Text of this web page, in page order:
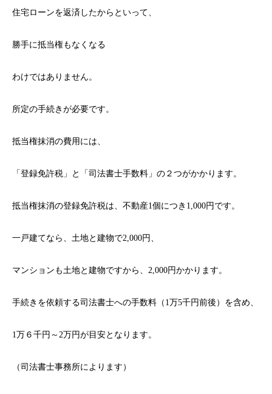
住宅ローンを返済したからといって、
勝手に抵当権もなくなる
わけではありません。
所定の手続きが必要です。
抵当権抹消の費用には、
「登録免許税」と「司法書士手数料」の２つがかかります。
抵当権抹消の登録免許税は、不動産1個につき1,000円です。
一戸建てなら、土地と建物で2,000円、
マンションも土地と建物ですから、2,000円かかります。
手続きを依頼する司法書士への手数料（1万5千円前後）を含め、
1万６千円～2万円が目安となります。
（司法書士事務所によります）